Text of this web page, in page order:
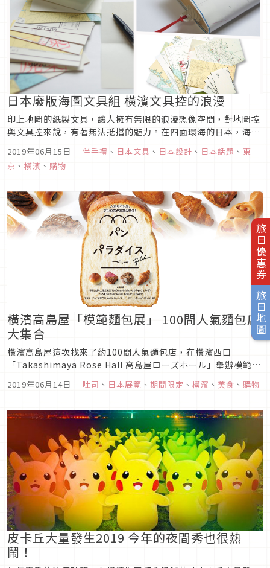
旅日優惠券
旅日地圖
日本廢版海圖文具組 橫濱文具控的浪漫
印上地圖的紙製文具，讓人擁有無限的浪漫想像空間，對地圖控
與文具控來說，有著無法抵擋的魅力。在四面環海的日本，海上
保安廳每隔幾年都會根據最新地形，繪製並出版各地最新的海
圖，以供船舶航行參考。當新版海圖出版後，舊的版本就被稱為
「廢版」，表示已經不能於航海中使用。在海港橫濱，有間以
2019年06月15日 ｜ 伴手禮 、 日本文具 、 日本設計 、 日本話題 、 東
京 、 橫濱 、 購物
橫濱高島屋「模範麵包展」 100間人氣麵包店
大集合
橫濱高島屋這次找來了約100間人氣麵包店，在橫濱西口
「Takashimaya Rose Hall 高島屋ローズホール」舉辦模範麵
120種全國在地人氣麵包。橫濱高島屋限定商品及每日限定麵
趣。...
2019年06月14日 ｜ 吐司 、 日本展覽 、 期間限定 、 橫濱 、 美食 、 購物
皮卡丘大量發生2019 今年的夜間秀也很熱
鬧！